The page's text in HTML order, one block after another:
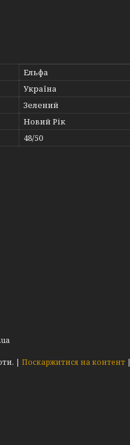
Ельфа
Україна
Зелений
Новий Рік
48/50
Інтернет-магазин "АльдеМікс": Оригінальні подарунки, ексклюзивні, елітні сувеніри ручної роботи. | Поскаржитися на контент |